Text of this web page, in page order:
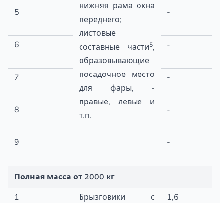
нижняя рама окна
переднего;
листовые
составные части5,
образовывающие
посадочное место
для фары, -
правые, левые и
т.п.
5 -
6 -
7 -
8 -
9 -
Полная масса от 2000 кг
1
Брызговики с
1,6